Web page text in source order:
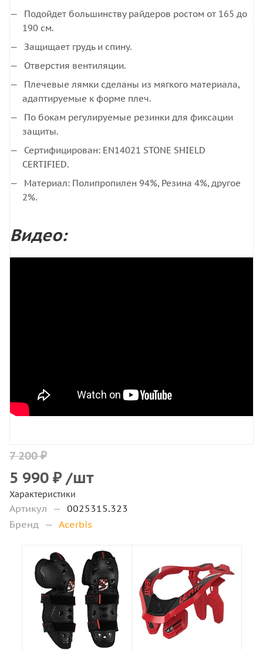
Подойдет большинству райдеров ростом от 165 до
190 см.
Защищает грудь и спину.
Отверстия вентиляции.
Плечевые лямки сделаны из мягкого материала,
адаптируемые к форме плеч.
По бокам регулируемые резинки для фиксации
защиты.
Сертифицирован: EN14021 STONE SHIELD
CERTIFIED.
Материал: Полипропилен 94%, Резина 4%, другое
2%.
Видео:
7 200 ₽
5 990 ₽ /шт
Характеристики
Артикул — 0025315.323
Бренд — Acerbis